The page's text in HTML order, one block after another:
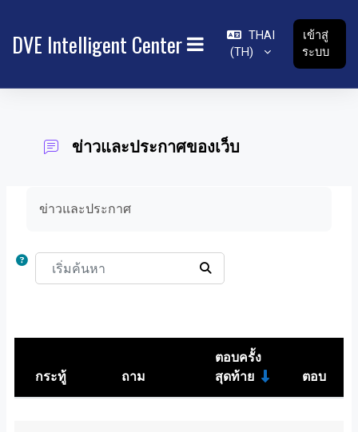
DVE Intelligent Center SIDE PANEL
THAI
‎(TH)‎
เข้าสู่
ระบบ
ข่าวและประกาศของเว็บ
ข่าวและประกาศ
เริ่มค้นหา
เริ่มค้นหา
สถานะ
กระทู้ ถาม
ตอบครั้ง
สุดท้าย
ตอบ
ก